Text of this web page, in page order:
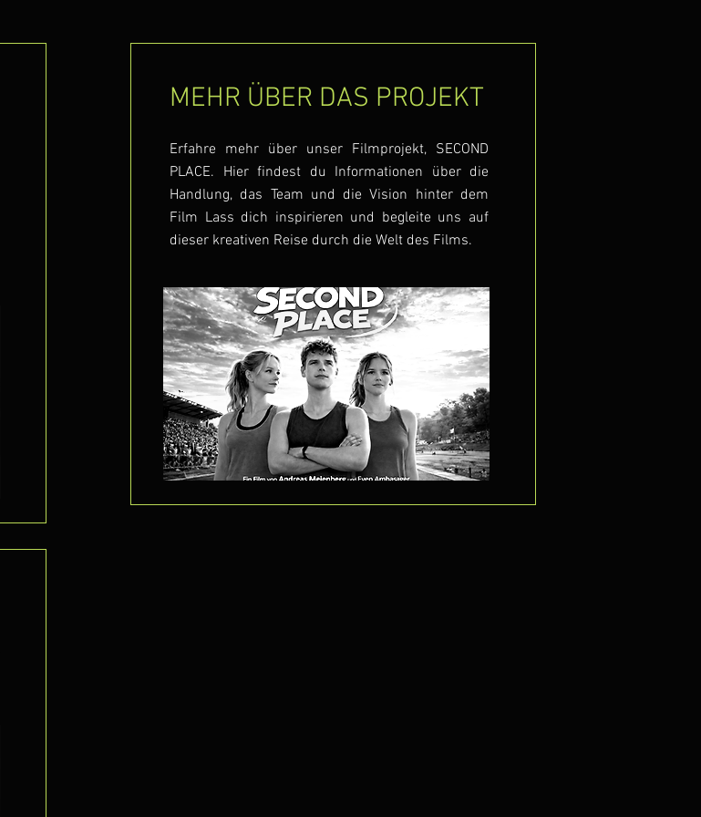
MEHR ÜBER DAS PROJEKT
Erfahre mehr über unser Filmprojekt, SECOND
PLACE. Hier findest du Informationen über die
Handlung, das Team und die Vision hinter dem
Film Lass dich inspirieren und begleite uns auf
dieser kreativen Reise durch die Welt des Films.